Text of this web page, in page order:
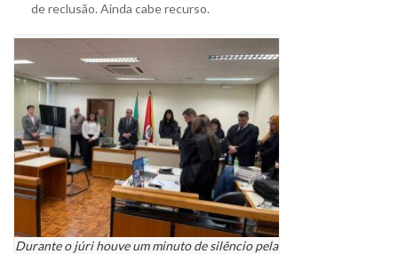
de reclusão. Ainda cabe recurso.
Durante o júri houve um minuto de silêncio pela